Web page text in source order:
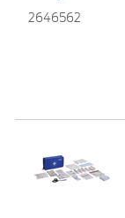
2646562